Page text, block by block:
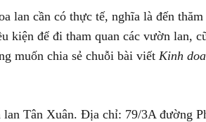
lan cần có thực tế, nghĩa là đến
kiện để đi tham quan các vườn lan,
muốn chia sẻ chuỗi bài viết Kinh
Tân Xuân. Địa chỉ: 79/3A đường